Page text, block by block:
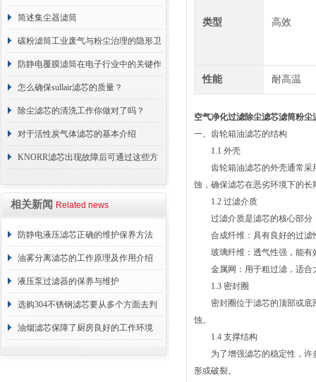
合到整体成型
简述集尘器滤筒
碳粉滤筒工业废气与粉尘治理的隐形卫
士
防静电覆膜滤筒在电子行业中的关键作
用
怎么确保sullair滤芯的质量？
除尘滤芯的清洗工作你做对了吗？
对于活性炭气体滤芯的基本介绍
KNORR滤芯出现故障后可通过这些方
相关新闻 Related news
防静电液压滤芯正确的维护保养方法
油雾分离滤芯的工作原理及作用介绍
液压泵过滤器的保养与维护
选购304不锈钢滤芯要从多个方面去判
断
油烟滤芯保障了厨房良好的工作环境
类型 高效
性能 耐高温
空气净化过滤除尘滤芯滤筒粉尘
一、齿轮箱油滤芯的结构
1.1 外壳
齿轮箱油滤芯的外壳通常采用
蚀，确保滤芯在恶劣环境下的长
1.2 过滤介质
过滤介质是滤芯的核心部分
合成纤维：具有良好的过滤
玻璃纤维：透气性强，能有
金属网：用于粗过滤，适合
1.3 密封圈
密封圈位于滤芯的顶部或底部
蚀。
1.4 支撑结构
为了增强滤芯的稳定性，许多
形或破裂。